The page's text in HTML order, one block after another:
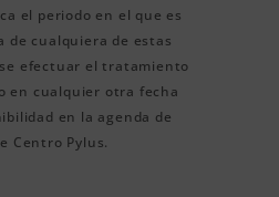
el periodo en el que es
de cualquiera de estas
efectuar el tratamiento
en cualquier otra fecha
en la agenda de
Centro Pylus.